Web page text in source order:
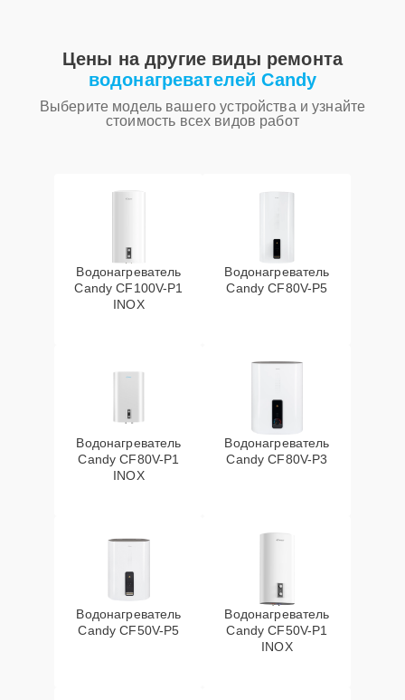
Цены на другие виды ремонта
водонагревателей Candy
Выберите модель вашего устройства и узнайте
стоимость всех видов работ
Водонагреватель
Candy CF100V-P1
INOX
Водонагреватель
Candy CF80V-P5
Водонагреватель
Candy CF80V-P1
INOX
Водонагреватель
Candy CF80V-P3
Водонагреватель
Candy CF50V-P5
Водонагреватель
Candy CF50V-P1
INOX